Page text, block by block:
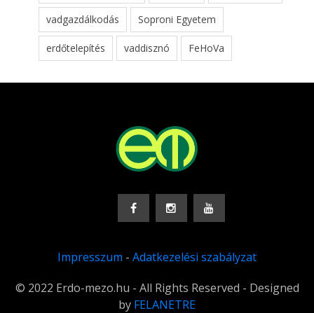
vadgazdálkodás Soproni Egyetem
erdőtelepítés vaddisznó FeHoVa
Impresszum - Adatkezelési szabályzat
© 2022 Erdo-mezo.hu - All Rights Reserved - Designed
by FELANETRE